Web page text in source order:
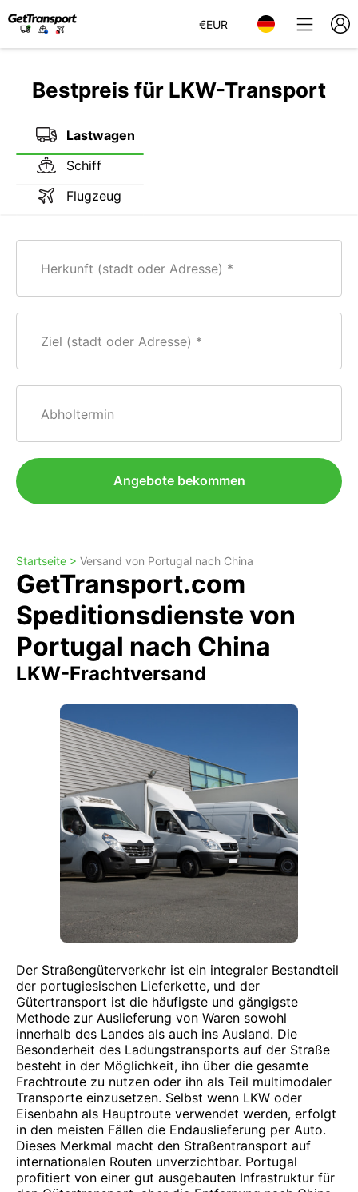
€EUR
Bestpreis für LKW-Transport
Lastwagen
Schiff
Flugzeug
Herkunft (stadt oder Adresse)
Ziel (stadt oder Adresse)
Abholtermin
Angebote bekommen
Startseite > Versand von Portugal nach China
GetTransport.com
Speditionsdienste von
Portugal nach China
LKW-Frachtversand
Der Straßengüterverkehr ist ein integraler Bestandteil
der portugiesischen Lieferkette, und der
Gütertransport ist die häufigste und gängigste
Methode zur Auslieferung von Waren sowohl
innerhalb des Landes als auch ins Ausland. Die
Besonderheit des Ladungstransports auf der Straße
besteht in der Möglichkeit, ihn über die gesamte
Frachtroute zu nutzen oder ihn als Teil multimodaler
Transporte einzusetzen. Selbst wenn LKW oder
Eisenbahn als Hauptroute verwendet werden, erfolgt
in den meisten Fällen die Endauslieferung per Auto.
Dieses Merkmal macht den Straßentransport auf
internationalen Routen unverzichtbar. Portugal
profitiert von einer gut ausgebauten Infrastruktur für